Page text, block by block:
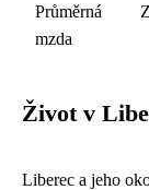
Průměrná
mzda
Život v
Liberec a jeho